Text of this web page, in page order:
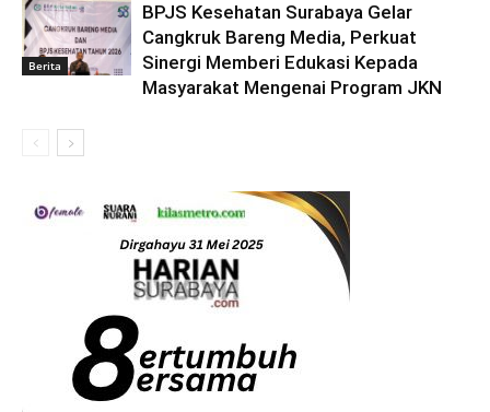
Berita
BPJS Kesehatan Surabaya Gelar
Cangkruk Bareng Media, Perkuat
Sinergi Memberi Edukasi Kepada
Masyarakat Mengenai Program JKN